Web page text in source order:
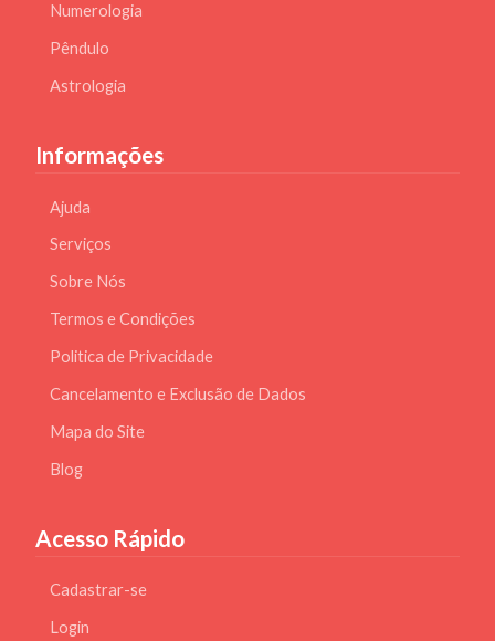
Numerologia
Pêndulo
Astrologia
Informações
Ajuda
Serviços
Sobre Nós
Termos e Condições
Politica de Privacidade
Cancelamento e Exclusão de Dados
Mapa do Site
Blog
Acesso Rápido
Cadastrar-se
Login